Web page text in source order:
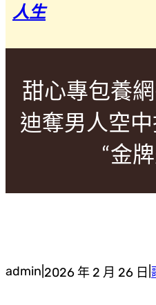
人生
甜心專包養
迪奪男人空
“金
admin 2026 年 2 月 26 日